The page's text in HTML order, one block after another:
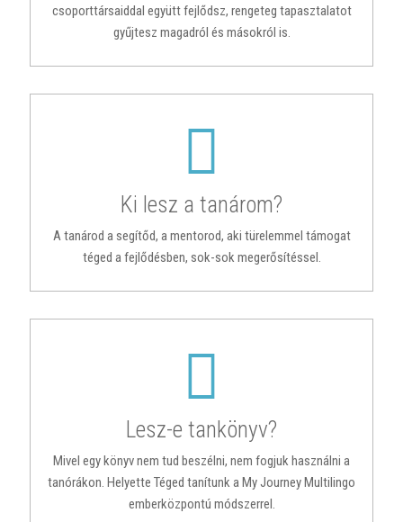
csoporttársaiddal együtt fejlődsz, rengeteg tapasztalatot
gyűjtesz magadról és másokról is.
Ki lesz a tanárom?
A tanárod a segítőd, a mentorod, aki türelemmel támogat
téged a fejlődésben, sok-sok megerősítéssel.
Lesz-e tankönyv?
Mivel egy könyv nem tud beszélni, nem fogjuk használni a
tanórákon. Helyette Téged tanítunk a My Journey Multilingo
emberközpontú módszerrel.